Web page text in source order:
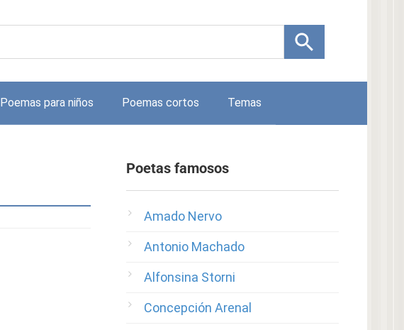
Poemas para niños Poemas cortos Temas
Poetas famosos
Amado Nervo
Antonio Machado
Alfonsina Storni
Concepción Arenal